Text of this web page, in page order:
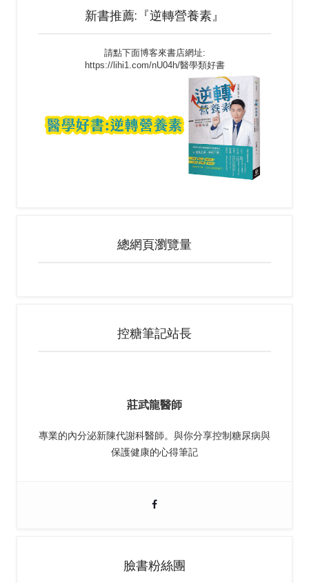
新書推薦:『逆轉營養素』
請點下面博客來書店網址:
https://lihi1.com/nU04h/醫學類好書
總網頁瀏覽量
控糖筆記站長
莊武龍醫師
專業的內分泌新陳代謝科醫師。與你分享控制糖尿病與
保護健康的心得筆記
臉書粉絲團